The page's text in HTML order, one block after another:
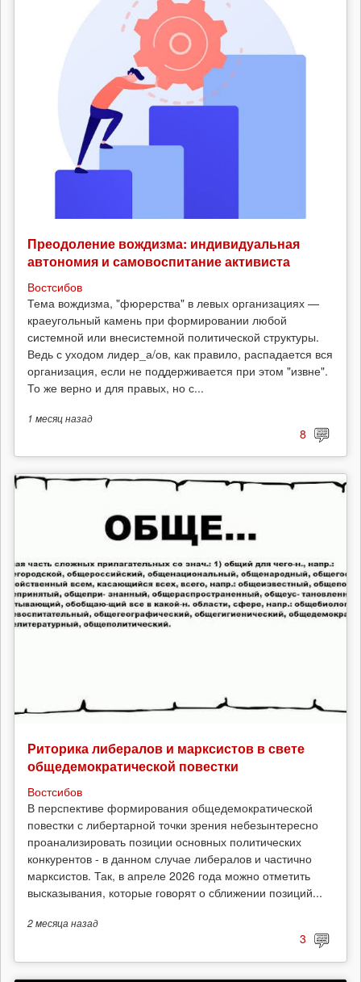
Преодоление вождизма: индивидуальная
автономия и самовоспитание активиста
Востсибов
Тема вождизма, "фюрерства" в левых организациях —
краеугольный камень при формировании любой
системной или внесистемной политической структуры.
Ведь с уходом лидер_а/ов, как правило, распадается вся
организация, если не поддерживается при этом "извне".
То же верно и для правых, но с...
1 месяцназад
8
Риторика либералов и марксистов в свете
общедемократической повестки
Востсибов
В перспективе формирования общедемократической
повестки с либертарной точки зрения небезынтересно
проанализировать позиции основных политических
конкурентов - в данном случае либералов и частично
марксистов. Так, в апреле 2026 года можно отметить
высказывания, которые говорят о сближении позиций...
2 месяцаназад
3